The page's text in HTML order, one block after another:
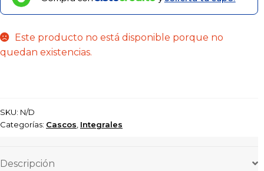
Este producto no está disponible porque no
quedan existencias.
SKU: N/D
Categorías: Cascos Integrales
Descripción